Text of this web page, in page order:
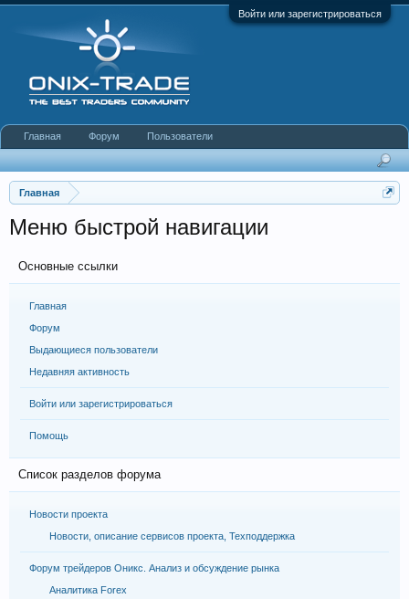
Войти или зарегистрироваться
Главная
Меню быстрой навигации
Основные ссылки
Главная
Форум
Выдающиеся пользователи
Недавняя активность
Войти или зарегистрироваться
Помощь
Список разделов форума
Новости проекта
Новости, описание сервисов проекта, Техподдержка
Форум трейдеров Оникс. Анализ и обсуждение рынка
Аналитика Forex
Главная Форум Пользователи